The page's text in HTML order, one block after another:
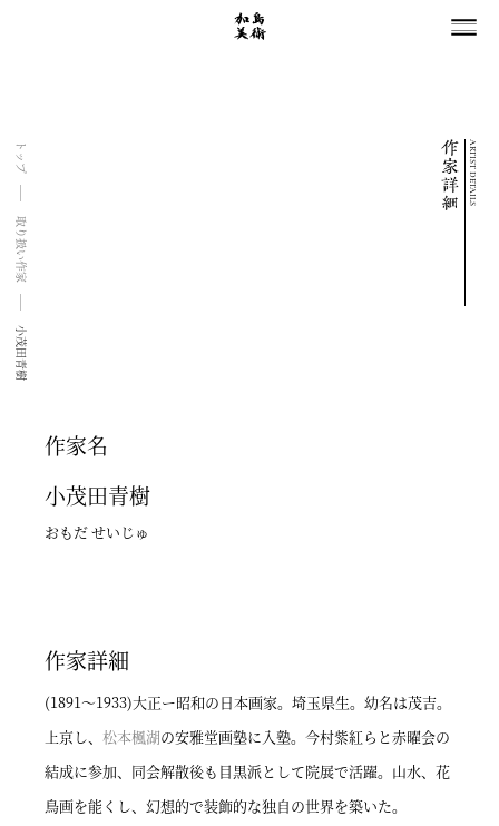
トップ
取り扱い作家
小茂田青樹
ARTIST DETAILS
作家名
小茂田青樹
おもだ せいじゅ
作家詳細
(1891～1933)大正ー昭和の日本画家。埼玉県生。幼名は茂吉。
上京し、 松本楓湖の安雅堂画塾に入塾。今村紫紅らと赤曜会の
結成に参加、同会解散後も目黒派として院展で活躍。山水、花
鳥画を能くし、幻想的で装飾的な独自の世界を築いた。